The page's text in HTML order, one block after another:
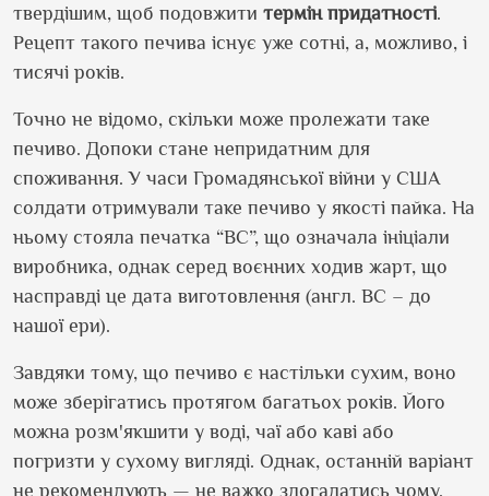
твердішим, щоб подовжити термін придатності.
Рецепт такого печива існує уже сотні, а, можливо, і
тисячі років.
Точно не відомо, скільки може пролежати таке
печиво. Допоки стане непридатним для
споживання. У часи Громадянської війни у США
солдати отримували таке печиво у якості пайка. На
ньому стояла печатка “BC”, що означала ініціали
виробника, однак серед воєнних ходив жарт, що
насправді це дата виготовлення (англ. BC – до
нашої ери).
Завдяки тому, що печиво є настільки сухим, воно
може зберігатись протягом багатьох років. Його
можна розм'якшити у воді, чаї або каві або
погризти у сухому вигляді. Однак, останній варіант
не рекомендують — не важко здогадатись чому.